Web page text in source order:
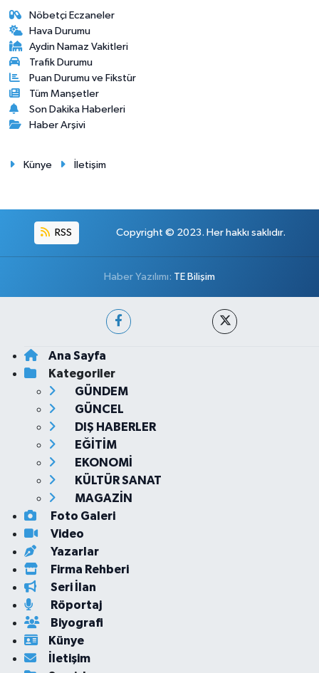
Nöbetçi Eczaneler
Hava Durumu
Aydin Namaz Vakitleri
Trafik Durumu
Puan Durumu ve Fikstür
Tüm Manşetler
Son Dakika Haberleri
Haber Arşivi
Künye İletişim
RSS Copyright © 2023. Her hakkı saklıdır.
Haber Yazılımı: TE Bilişim
Ana Sayfa
Kategoriler
GÜNDEM
GÜNCEL
DIŞ HABERLER
EĞİTİM
EKONOMİ
KÜLTÜR SANAT
MAGAZİN
Foto Galeri
Video
Yazarlar
Firma Rehberi
Seri İlan
Röportaj
Biyografi
Künye
İletişim